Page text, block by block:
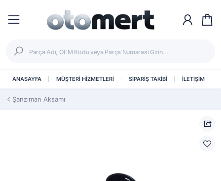
ANASAYFA MÜŞTERİ HİZMETLERİ SİPARİŞ TAKİBİ İLETİŞİM
Şanzıman Aksamı